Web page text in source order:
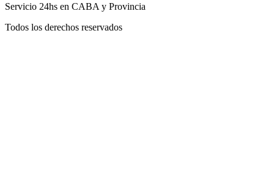
Servicio 24hs en CABA y Provincia
Todos los derechos reservados